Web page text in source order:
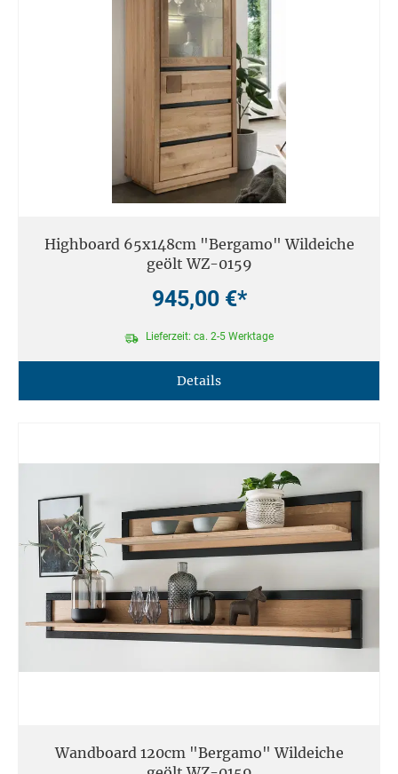
Highboard 65x148cm "Bergamo" Wildeiche
geölt WZ-0159
945,00 €*
Lieferzeit: ca. 2-5 Werktage
Details
Wandboard 120cm "Bergamo" Wildeiche